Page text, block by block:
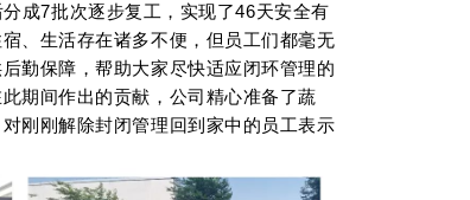
成7批次逐步复工，实现了46天安全有
、生活存在诸多不便，但员工们都毫无
勤保障，帮助大家尽快适应闭环管理的
期间作出的贡献，公司精心准备了蔬
刚刚解除封闭管理回到家中的员工表示